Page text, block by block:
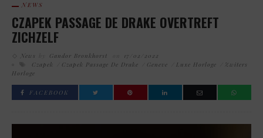
NEWS
CZAPEK PASSAGE DE DRAKE OVERTREFT
ZICHZELF
News Gandor Bronkhorst
17/02/2022
Czapek
Czapek Passage De Drake Geneve Luxe Horloge
Zwiters
Horloge
FACEBOOK